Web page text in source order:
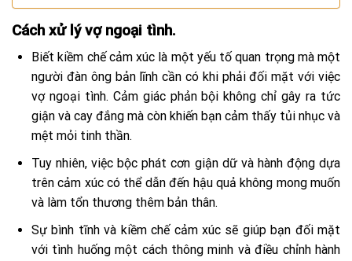
Cách xử lý vợ ngoại tình.
Biết kiềm chế cảm xúc là một yếu tố quan trọng mà một
người đàn ông bản lĩnh cần có khi phải đối mặt với việc
vợ ngoại tình. Cảm giác phản bội không chỉ gây ra tức
giận và cay đắng mà còn khiến bạn cảm thấy tủi nhục và
mệt mỏi tinh thần.
Tuy nhiên, việc bộc phát cơn giận dữ và hành động dựa
trên cảm xúc có thể dẫn đến hậu quả không mong muốn
và làm tổn thương thêm bản thân.
Sự bình tĩnh và kiềm chế cảm xúc sẽ giúp bạn đối mặt
với tình huống một cách thông minh và điều chỉnh hành